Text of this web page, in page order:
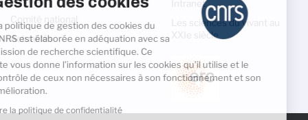
PIED
Comité national
Actualités
Intranet
Les sciences du vivant au
XXIe siècle
La politique de gestion des cookies du
CNRS est élaborée en adéquation avec sa
mission de recherche scientifique. Ce
site vous donne l’information sur les cookies qu’il utilise et le
contrôle de ceux non nécessaires à son fonctionnement et son
amélioration.
Lire la politique de confidentialité